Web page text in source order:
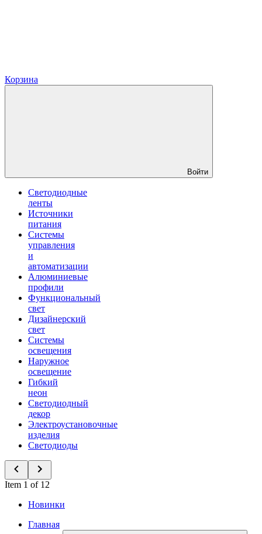
Корзина
Войти
Светодиодные
ленты
Источники
питания
Системы
управления
и
автоматизации
Алюминиевые
профили
Функциональный
свет
Дизайнерский
свет
Системы
освещения
Наружное
освещение
Гибкий
неон
Светодиодный
декор
Электроустановочные
изделия
Светодиоды
Item 1 of 12
Новинки
Главная